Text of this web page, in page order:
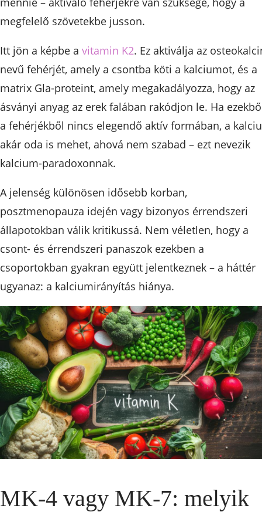
megfelelő szövetekbe jusson.
Itt jön a képbe a vitamin K2. Ez aktiválja az
nevű fehérjét, amely a csontba köti a kalciumot, és a
matrix Gla-proteint, amely megakadályozza, hogy az
ásványi anyag az erek falában rakódjon le. Ha
a fehérjékből nincs elegendő aktív formában, a
akár oda is mehet, ahová nem szabad – ezt nevezik
kalcium-paradoxonnak.
A jelenség különösen idősebb korban,
posztmenopauza idején vagy bizonyos érrendszeri
állapotokban válik kritikussá. Nem véletlen, hogy a
csont- és érrendszeri panaszok ezekben a
csoportokban gyakran együtt jelentkeznek – a háttér
ugyanaz: a kalciumirányítás hiánya.
MK-4 vagy MK-7: melyik